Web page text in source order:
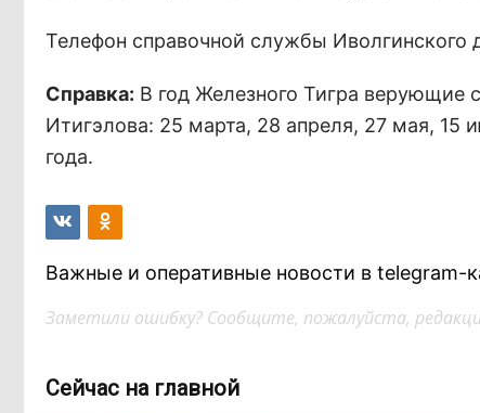
Телефон справочной службы Иволгинского
Справка: В год Железного Тигра
Итигэлова: 25 марта, 28 апреля, 27 мая, 15
года.
Важные и оперативные новости в telegram-
Заметили ошибку? Сообщите, пожалуйста,
Сейчас на главной